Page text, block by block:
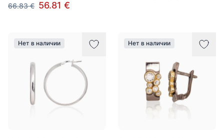
66.83 € 56.81 €
Нет в наличии Нет в наличии